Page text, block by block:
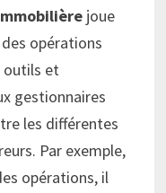
joue
opérations
outils et
gestionnaires
les différentes
Par exemple,
opérations, il